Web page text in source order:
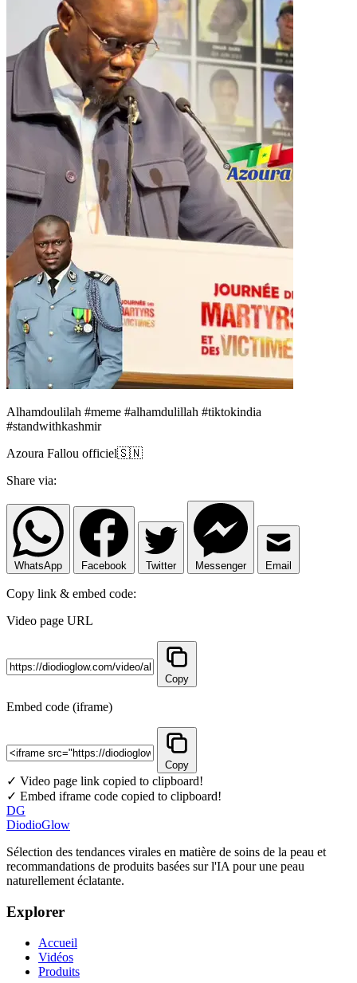
Alhamdoulilah #meme #alhamdulillah #tiktokindia
#standwithkashmir
Azoura Fallou officiel🇸🇳
Share via:
WhatsApp Facebook Twitter Messenger Email
Copy link & embed code:
Video page URL
Copy
Embed code (iframe)
Copy
✓ Video page link copied to clipboard!
✓ Embed iframe code copied to clipboard!
DG
DiodioGlow
Sélection des tendances virales en matière de soins de la peau et
recommandations de produits basées sur l'IA pour une peau
naturellement éclatante.
Explorer
Accueil
Vidéos
Produits